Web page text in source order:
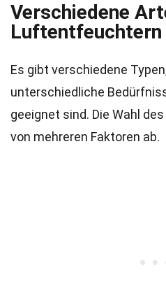
Verschiedene
Luftentfeuchtern
Es gibt verschiedene
unterschiedliche
geeignet sind. Die Wahl
von mehreren Faktoren ab.